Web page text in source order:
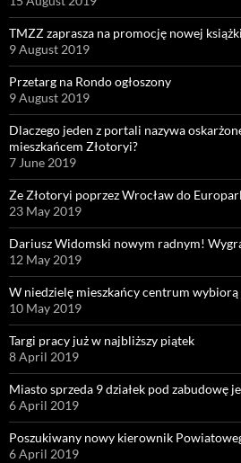
TMZZ zaprasza na promocję nowej książki
9 August 2019
Przetarg na Rondo ogłoszony
9 August 2019
Dlaczego jeden z portali nazywa
mieszkańcem Złotoryi?
7 June 2019
Ze Złotoryi poprzez Wrocław do
23 May 2019
Dariusz Widomski nowym radnym!
12 May 2019
W niedzielę mieszkańcy centrum wybiorą
10 May 2019
Targi pracy już w najbliższy piątek
8 April 2019
Miasto sprzeda 9 działek pod zabudowę
6 April 2019
Poszukiwany nowy kierownik
6 April 2019